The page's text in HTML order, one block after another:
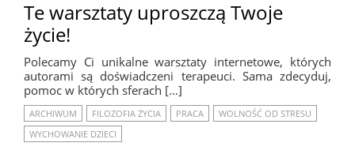
Te warsztaty uproszczą Twoje
życie!
Polecamy Ci unikalne warsztaty internetowe, których
autorami są doświadczeni terapeuci. Sama zdecyduj,
pomoc w których sferach […]
ARCHIWUM FILOZOFIA ŻYCIA PRACA
WOLNOŚĆ OD STRESU
WYCHOWANIE DZIECI